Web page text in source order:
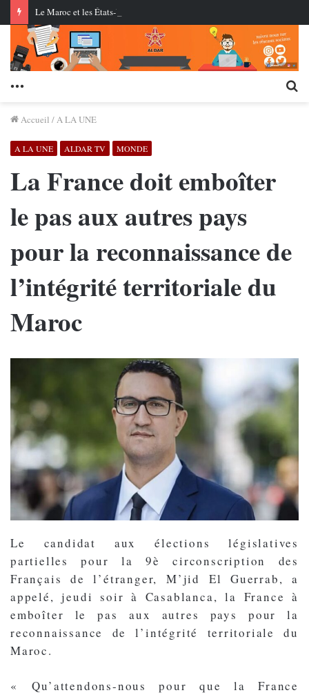
Accueil /A LA UNE
A LA UNE ALDAR TV MONDE
La France doit emboîter
le pas aux autres pays
pour la reconnaissance de
l’intégrité territoriale du
Maroc
Le candidat aux élections législatives
partielles pour la 9è circonscription des
Français de l’étranger, M’jid El Guerrab, a
appelé, jeudi soir à Casablanca, la France à
emboîter le pas aux autres pays pour la
reconnaissance de l’intégrité territoriale du
Maroc.
« Qu’attendons-nous pour que la France